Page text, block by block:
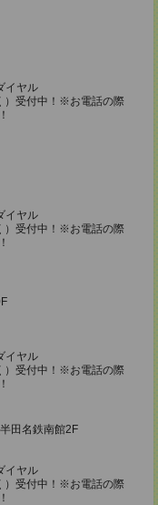
イヤル
）受付中！※お電話の際
イヤル
）受付中！※お電話の際
イヤル
）受付中！※お電話の際
田名鉄南館2F
イヤル
）受付中！※お電話の際